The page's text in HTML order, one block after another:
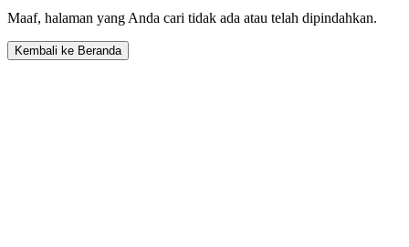
Maaf, halaman yang Anda cari tidak ada atau telah dipindahkan.
Kembali ke Beranda